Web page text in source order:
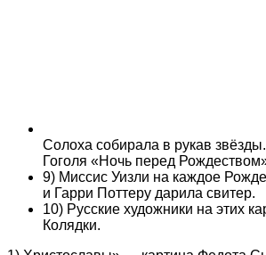
Солоха собирала в рукав
Гоголя «Ночь перед
9) Миссис Уизли на каждое
и Гарри Поттеру дарила свитер.
10) Русские художники на этих
Колядки.